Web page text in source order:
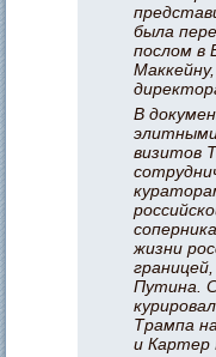
была
послом в
В
визитов
жизни
Путина.
Трампа
и Картер